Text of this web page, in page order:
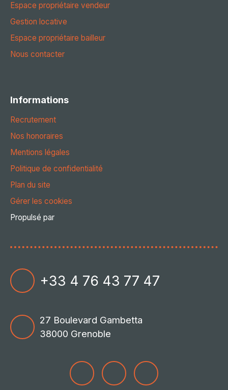
Espace propriétaire vendeur
Gestion locative
Espace propriétaire bailleur
Nous contacter
Informations
Recrutement
Nos honoraires
Mentions légales
Politique de confidentialité
Plan du site
Gérer les cookies
Propulsé par
+33 4 76 43 77 47
27 Boulevard Gambetta
38000 Grenoble